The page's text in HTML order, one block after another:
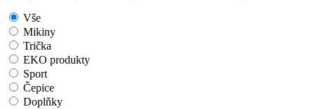
Vše
Mikiny
Trička
EKO produkty
Sport
Čepice
Doplňky